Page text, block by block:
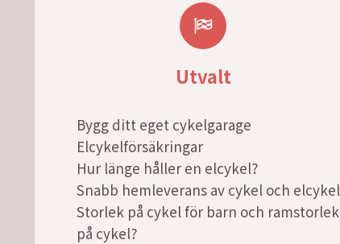
Utvalt
Bygg ditt eget cykelgarage
Elcykelförsäkringar
Hur länge håller en elcykel?
Snabb hemleverans av cykel och elcykel
Storlek på cykel för barn och ramstorlek
på cykel?